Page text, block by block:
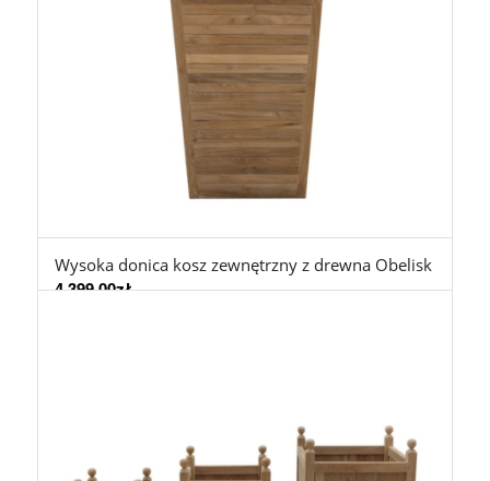
Wysoka donica kosz zewnętrzny z drewna Obelisk
4.399,00zł